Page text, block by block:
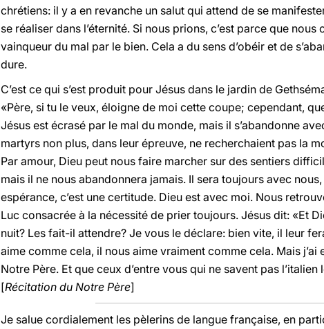
chrétiens: il y a en revanche un salut qui attend de se
se réaliser dans l’éternité. Si nous prions, c’est parce que
vainqueur du mal par le bien. Cela a du sens d’obéir et de
dure.
C’est ce qui s’est produit pour Jésus dans le jardin de
«Père, si tu le veux, éloigne de moi cette coupe; cependant,
Jésus est écrasé par le mal du monde, mais il s’abandonne
martyrs non plus, dans leur épreuve, ne recherchaient pas la
Par amour, Dieu peut nous faire marcher sur des sentiers
mais il ne nous abandonnera jamais. Il sera toujours avec
espérance, c’est une certitude. Dieu est avec moi. Nous
Luc consacrée à la nécessité de prier toujours. Jésus dit: «Et
nuit? Les fait-il attendre? Je vous le déclare: bien vite, il leur
aime comme cela, il nous aime vraiment comme cela. Mais
Notre Père. Et que ceux d’entre vous qui ne savent pas
[Récitation du Notre Père]
Je salue cordialement les pèlerins de langue française, en